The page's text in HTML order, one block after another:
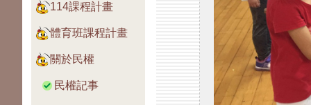
114課程計畫
體育班課程計畫
關於民權
民權記事